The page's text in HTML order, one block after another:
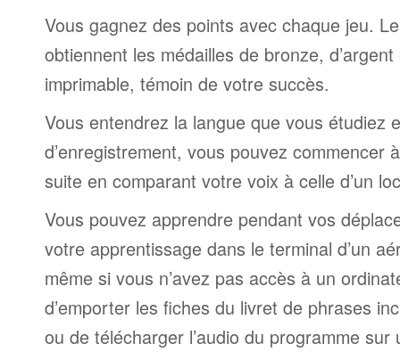
Vous gagnez des points avec chaque jeu.
obtiennent les médailles de bronze,
imprimable, témoin de votre succès.
Vous entendrez la langue que vous étudiez
d’enregistrement, vous pouvez commencer
suite en comparant votre voix à celle d’un
Vous pouvez apprendre pendant vos
votre apprentissage dans le terminal d’un
même si vous n’avez pas accès à un
d’emporter les fiches du livret de phrases
ou de télécharger l’audio du programme sur